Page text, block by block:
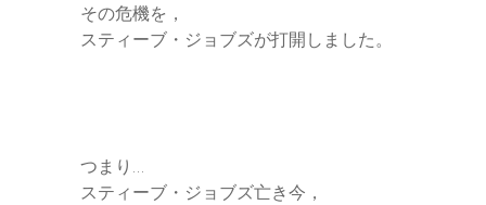
その危機を，
スティーブ・ジョブズが打開しました。
つまり…
スティーブ・ジョブズ亡き今，